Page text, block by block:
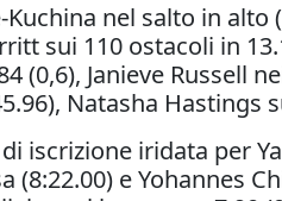
nel salto in alto
sui 110 ostacoli in
Janieve Russell
Natasha Hastings
iscrizione iridata per
e Yohannes